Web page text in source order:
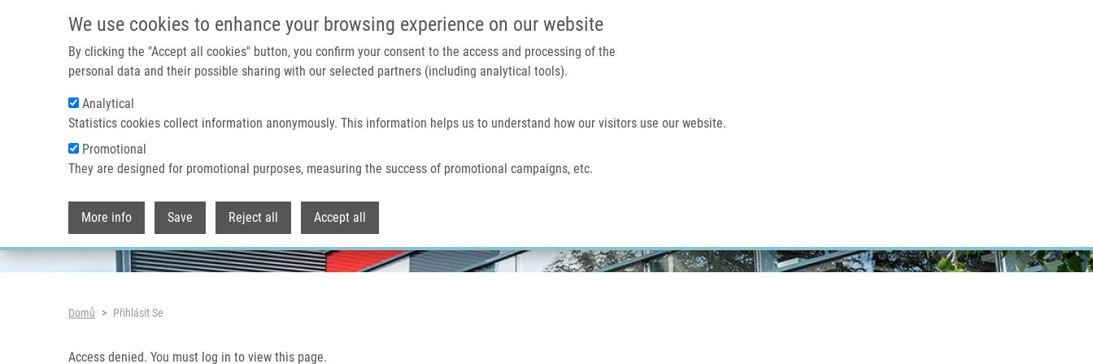
We use cookies to enhance your browsing experience on our website
By clicking the "Accept all cookies" button, you confirm your consent to the access and processing of the
personal data and their possible sharing with our selected partners (including analytical tools).
Analytical
Statistics cookies collect information anonymously. This information helps us to understand how our visitors use our website.
Promotional
They are designed for promotional purposes, measuring the success of promotional campaigns, etc.
More info Save Reject all Accept all
IMTM PORTÁL
Domů O nás
Header image
Drobečková navigace
Domů Přihlásit Se
Access denied. You must log in to view this page.